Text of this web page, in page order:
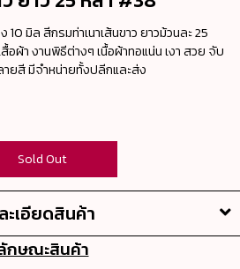
มิล สีกรมท่าเนาเส้นขาว ยาวม้วนละ 25
ผ้า งานพิธีต่างๆ เนื้อผ้าทอแน่น เงา สวย จับ
ยสี มีจำหน่ายทั้งปลีกและส่ง
Sold Out
ะเอียดสินค้า
กษณะสินค้า